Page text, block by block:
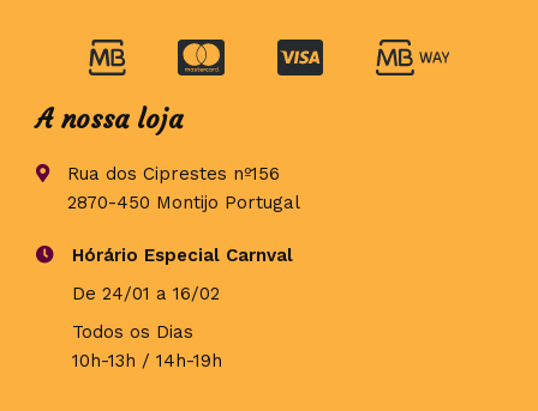
A nossa loja
Rua dos Ciprestes nº156
2870-450 Montijo Portugal
Hórário Especial Carnval
De 24/01 a 16/02
Todos os Dias
10h-13h / 14h-19h